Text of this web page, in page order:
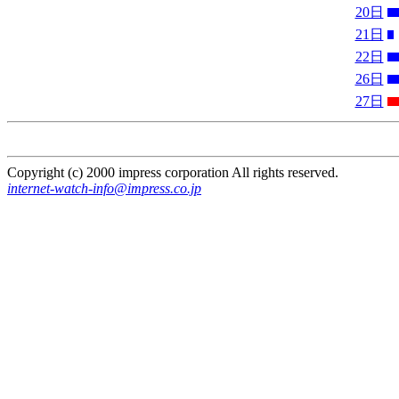
20日
21日
22日
26日
27日
Copyright (c) 2000 impress corporation All rights reserved.
internet-watch-info@impress.co.jp